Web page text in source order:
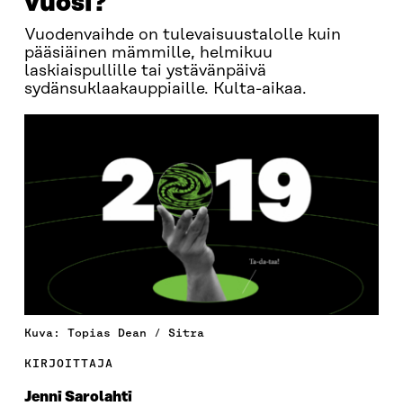
Vuodenvaihde on tulevaisuustalolle kuin
pääsiäinen mämmille, helmikuu
laskiaispullille tai ystävänpäivä
sydänsuklaakauppiaille. Kulta-aikaa.
Kuva: Topias Dean / Sitra
KIRJOITTAJA
Jenni Sarolahti